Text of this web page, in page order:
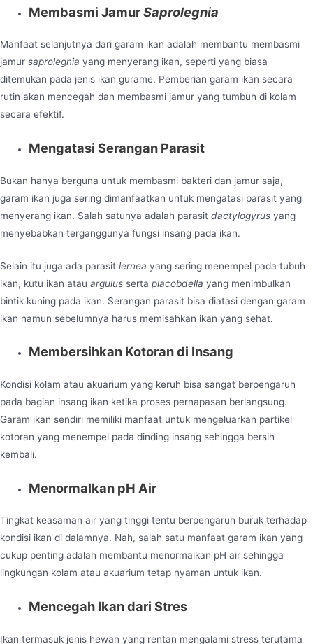
Membasmi JamurSaprolegnia
Manfaat selanjutnya dari garam ikan adalah membantu membasmi
jamur saprolegnia yang menyerang ikan, seperti yang biasa
ditemukan pada jenis ikan gurame. Pemberian garam ikan secara
rutin akan mencegah dan membasmi jamur yang tumbuh di kolam
secara efektif.
Mengatasi Serangan Parasit
Bukan hanya berguna untuk membasmi bakteri dan jamur saja,
garam ikan juga sering dimanfaatkan untuk mengatasi parasit yang
menyerang ikan. Salah satunya adalah parasit dactylogyrus yang
menyebabkan terganggunya fungsi insang pada ikan.
Selain itu juga ada parasit lernea yang sering menempel pada tubuh
ikan, kutu ikan atau argulus serta placobdella yang menimbulkan
bintik kuning pada ikan. Serangan parasit bisa diatasi dengan garam
ikan namun sebelumnya harus memisahkan ikan yang sehat.
Membersihkan Kotoran di Insang
Kondisi kolam atau akuarium yang keruh bisa sangat berpengaruh
pada bagian insang ikan ketika proses pernapasan berlangsung.
Garam ikan sendiri memiliki manfaat untuk mengeluarkan partikel
kotoran yang menempel pada dinding insang sehingga bersih
kembali.
Menormalkan pH Air
Tingkat keasaman air yang tinggi tentu berpengaruh buruk terhadap
kondisi ikan di dalamnya. Nah, salah satu manfaat garam ikan yang
cukup penting adalah membantu menormalkan pH air sehingga
lingkungan kolam atau akuarium tetap nyaman untuk ikan.
Mencegah Ikan dari Stres
Ikan termasuk jenis hewan yang rentan mengalami stress terutama